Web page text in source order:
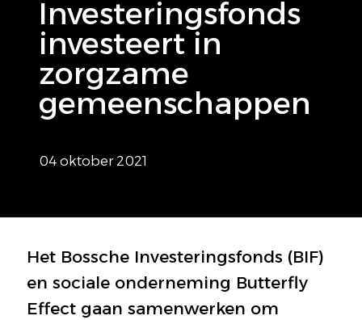
Investeringsfonds
investeert in
zorgzame
gemeenschappen
04 oktober 2021
Het Bossche Investeringsfonds (BIF)
en sociale onderneming Butterfly
Effect gaan samenwerken om